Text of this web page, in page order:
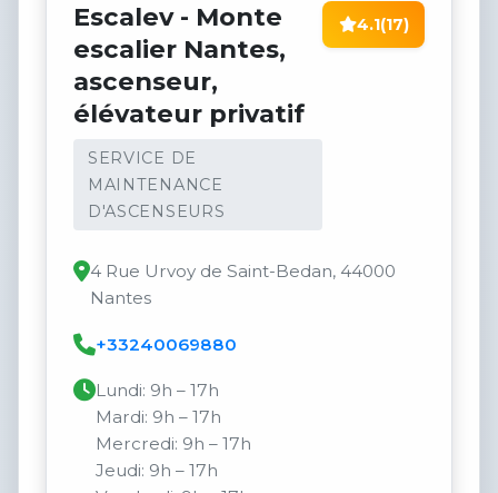
Escalev - Monte
escalier Nantes,
ascenseur,
élévateur privatif
SERVICE DE
MAINTENANCE
D'ASCENSEURS
4.1(17)
4 Rue Urvoy de Saint-Bedan, 44000
Nantes
+33240069880
Lundi: 9h – 17h
Mardi: 9h – 17h
Mercredi: 9h – 17h
Jeudi: 9h – 17h